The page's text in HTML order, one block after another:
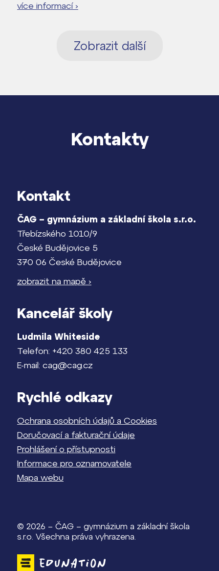
více informací ›
Zobrazit další
Kontakty
Kontakt
ČAG – gymnázium a základní škola s.r.o.
Třebízského 1010/9
České Budějovice 5
370 06 České Budějovice
zobrazit na mapě ›
Kancelář školy
Ludmila Whiteside
Telefon: +420 380 425 133
E-mail: cag@cag.cz
Rychlé odkazy
Ochrana osobních údajů a Cookies
Doručovací a fakturační údaje
Prohlášení o přístupnosti
Informace pro oznamovatele
Mapa webu
© 2026 – ČAG – gymnázium a základní škola
s.r.o. Všechna práva vyhrazena.